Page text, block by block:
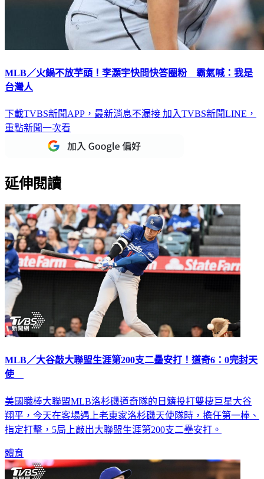
MLB／火鍋不放芋頭！李灝宇快問快答圈粉 霸氣喊：我是
台灣人
下載TVBS新聞APP，最新消息不漏接 加入TVBS新聞LINE，
重點新聞一次看
延伸閱讀
MLB／大谷敲大聯盟生涯第200支二壘安打！道奇6：0完封天
使
美國職棒大聯盟MLB洛杉磯道奇隊的日籍投打雙棲巨星大谷
翔平，今天在客場遇上老東家洛杉磯天使隊時，擔任第一棒、
指定打擊，5局上敲出大聯盟生涯第200支二壘安打。
體育